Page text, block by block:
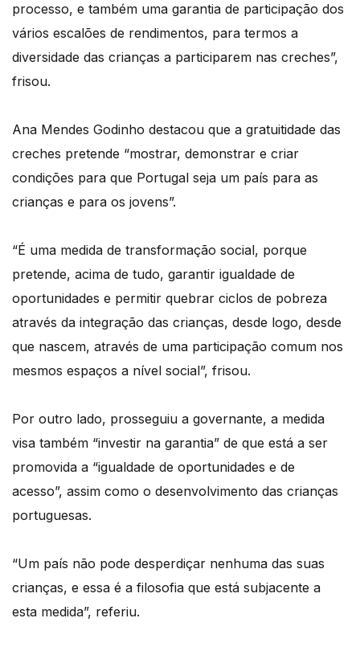
processo, e também uma garantia de participação dos
vários escalões de rendimentos, para termos a
diversidade das crianças a participarem nas creches”,
frisou.
Ana Mendes Godinho destacou que a gratuitidade das
creches pretende “mostrar, demonstrar e criar
condições para que Portugal seja um país para as
crianças e para os jovens”.
“É uma medida de transformação social, porque
pretende, acima de tudo, garantir igualdade de
oportunidades e permitir quebrar ciclos de pobreza
através da integração das crianças, desde logo, desde
que nascem, através de uma participação comum nos
mesmos espaços a nível social”, frisou.
Por outro lado, prosseguiu a governante, a medida
visa também “investir na garantia” de que está a ser
promovida a “igualdade de oportunidades e de
acesso”, assim como o desenvolvimento das crianças
portuguesas.
“Um país não pode desperdiçar nenhuma das suas
crianças, e essa é a filosofia que está subjacente a
esta medida”, referiu.